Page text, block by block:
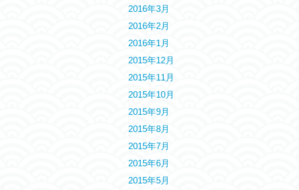
2016年3月
2016年2月
2016年1月
2015年12月
2015年11月
2015年10月
2015年9月
2015年8月
2015年7月
2015年6月
2015年5月